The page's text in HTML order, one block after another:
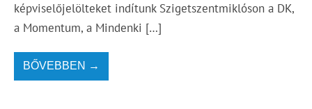
képviselőjelölteket indítunk Szigetszentmiklóson a DK,
a Momentum, a Mindenki […]
BŐVEBBEN →